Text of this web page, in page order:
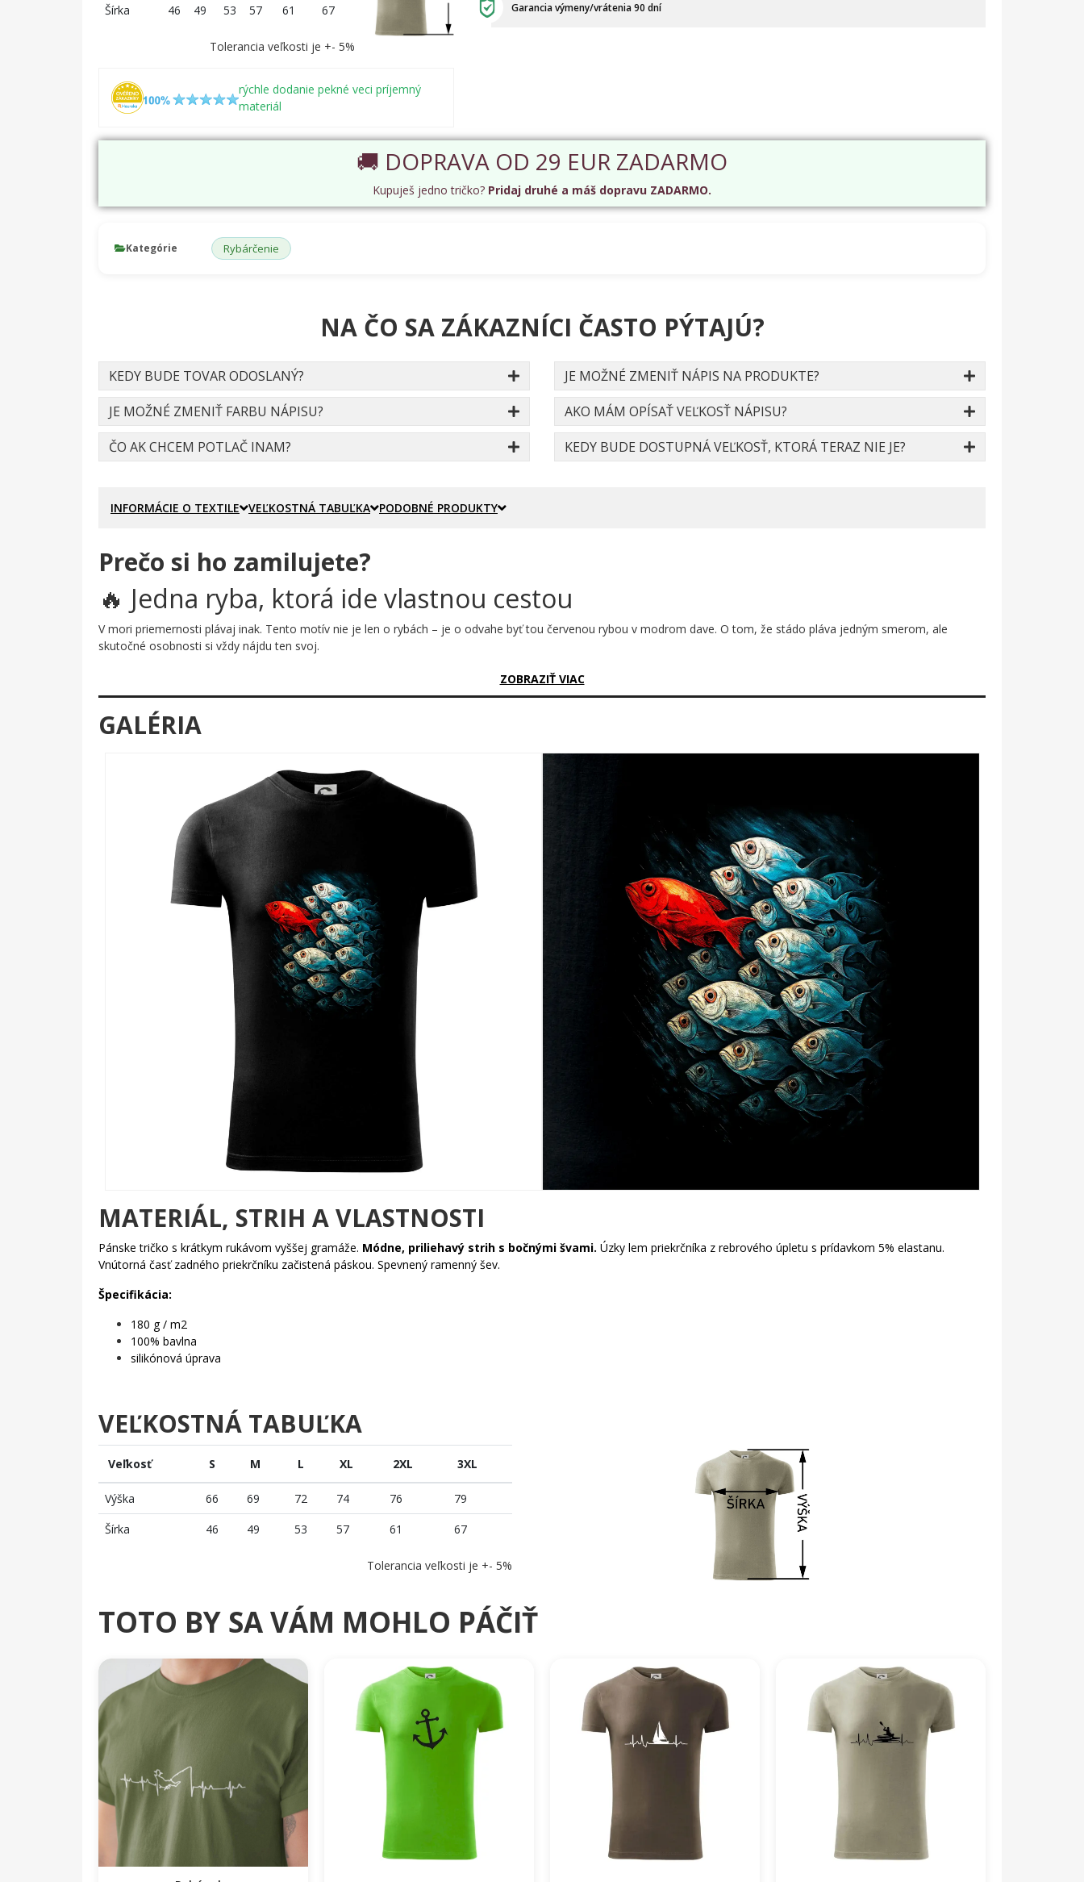
Šírka
46 49 53 57 61 67
Tolerancia veľkosti je +- 5%
rýchle dodanie pekné veci príjemný
materiál
Garancia výmeny/vrátenia 90 dní
🚚 DOPRAVA OD 29 EUR ZADARMO
Kupuješ jedno tričko? Pridaj druhé a máš dopravu ZADARMO.
Kategórie Rybárčenie
NA ČO SA ZÁKAZNÍCI ČASTO PÝTAJÚ?
KEDY BUDE TOVAR ODOSLANÝ?
JE MOŽNÉ ZMENIŤ FARBU NÁPISU?
ČO AK CHCEM POTLAČ INAM?
JE MOŽNÉ ZMENIŤ NÁPIS NA PRODUKTE?
AKO MÁM OPÍSAŤ VEĽKOSŤ NÁPISU?
KEDY BUDE DOSTUPNÁ VEĽKOSŤ, KTORÁ TERAZ NIE JE?
INFORMÁCIE O TEXTILE VEĽKOSTNÁ TABUĽKA PODOBNÉ PRODUKTY
Prečo si ho zamilujete?
🔥 Jedna ryba, ktorá ide vlastnou cestou
V mori priemernosti plávaj inak. Tento motív nie je len o rybách – je o odvahe byť tou červenou rybou v modrom dave. O tom, že stádo pláva jedným smerom, ale
skutočné osobnosti si vždy nájdu ten svoj.
Temné pozadie, dramatické tiene a nádherný kontrast žiarivej červenej ryby oproti chladným modrým odtieňom – to je vizuálny úder priamo do srdca. Každý detail je
vypracovaný s umeleckou precíznosťou: šupiny, oči, pohyb plutiev. Celá kompozícia dýcha hĺbkou oceánu a pritom hovorí hlasnejšie ako tisíc slov. Je to umenie, ktoré
Komu urobí radosť?
🔥 Vášnivým rybárom, ktorí vedia, že tá najlepšia ryba vždy pláva mimo húf
🧠 Mysliteľom a individualistom, čo nejdú s davom ani na suchu ani na vode
🌟 Milovníkom mora a morského sveta, ktorí nosia oceán v duši každý deň
💪 Ľuďom, ktorí chcú nosit motív s príbehom a nie len prázdny vzor
Buď červenou rybou. Zvyšok nech pláva v davo. ✨ Vyber si tento motív a ukazuj svetu, kto naozaj si.
ZOBRAZIŤ VIAC
GALÉRIA
MATERIÁL, STRIH A VLASTNOSTI
Pánske tričko s krátkym rukávom vyššej gramáže. Módne, priliehavý strih s bočnými švami. Úzky lem priekrčníka z rebrového úpletu s prídavkom 5% elastanu.
Vnútorná časť zadného priekrčníku začistená páskou. Spevnený ramenný šev.
Špecifikácia:
180 g / m2
100% bavlna
silikónová úprava
VEĽKOSTNÁ TABUĽKA
Veľkosť S M L XL 2XL 3XL
Výška 66 69 72 74 76
79
Šírka
46 49 53 57 61 67
Tolerancia veľkosti je +- 5%
TOTO BY SA VÁM MOHLO PÁČIŤ